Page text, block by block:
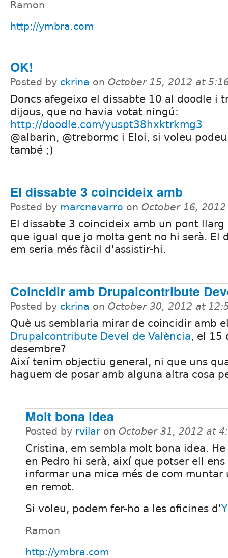
Ramon
http://ymbra.com
OK!
Posted by ckrina on October 15, 2012 at
Doncs afegeixo el dissabte 10 al doodle i
dijous, que no havia votat ningú:
http://doodle.com/yuspt38hxktrkmg3
@albarin, @trebormc i Eloi, si voleu
també ;)
El dissabte 3 coincideix amb
Posted by marcnavarro on October 16,
El dissabte 3 coincideix amb un pont llarg
que igual que jo molta gent no hi serà. El
em seria més fàcil d'assistir-hi.
Coincidir amb Drupalcontribute
Posted by ckrina on October 30, 2012 at
Què us semblaria mirar de coincidir amb
Drupalcontribute Devel de València, el 15
desembre?
Així tenim objectiu general, ni que uns
haguem de posar amb alguna altra cosa
Molt bona idea
Posted by rvilar on October 31, 2012 at
Cristina, em sembla molt bona idea.
en Pedro hi serà, així que potser ell
informar una mica més de com muntar
en remot.
Si voleu, podem fer-ho a les oficines d'
Ramon
http://ymbra.com